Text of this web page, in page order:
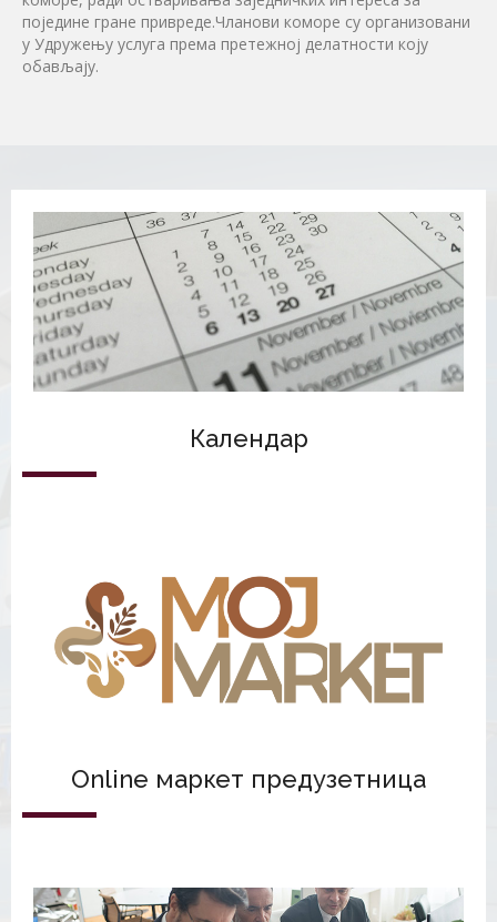
поједине гране привреде.Чланови коморе су организовани
у Удружењу услуга према претежној делатности коју
обављају.
Календар
Online маркет предузетница